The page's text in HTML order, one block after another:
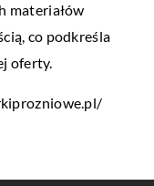
materiałów
co podkreśla
oferty.